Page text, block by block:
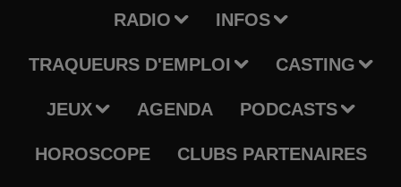
RADIO INFOS
TRAQUEURS D'EMPLOI CASTING
JEUX AGENDA PODCASTS
HOROSCOPE CLUBS PARTENAIRES